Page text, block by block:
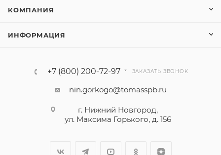
КОМПАНИЯ
ИНФОРМАЦИЯ
+7 (800) 200-72-97 ЗАКАЗАТЬ ЗВОНОК
nin.gorkogo@tomasspb.ru
г. Нижний Новгород,
ул. Максима Горького, д. 156